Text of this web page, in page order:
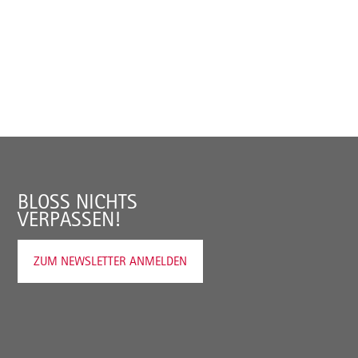
BLOSS NICHTS V
ERPASSEN!
ZUM NEWSLETTER ANMELDEN